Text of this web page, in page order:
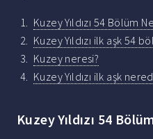
Kuzey Yıldızı 54 Bölüm
Kuzey Yıldızı ilk aşk 54
Kuzey neresi?
Kuzey Yıldızı ilk aşk
Kuzey Yıldızı 54